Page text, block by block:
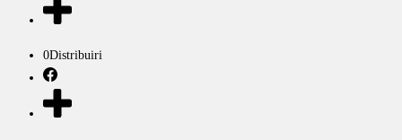
0Distribuiri